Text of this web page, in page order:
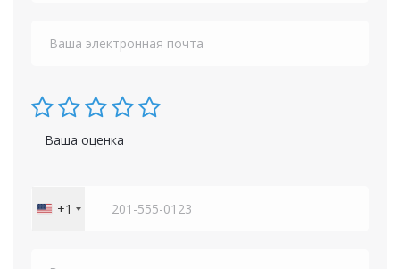
Ваша оценка
United
+1